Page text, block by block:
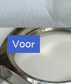
Voor